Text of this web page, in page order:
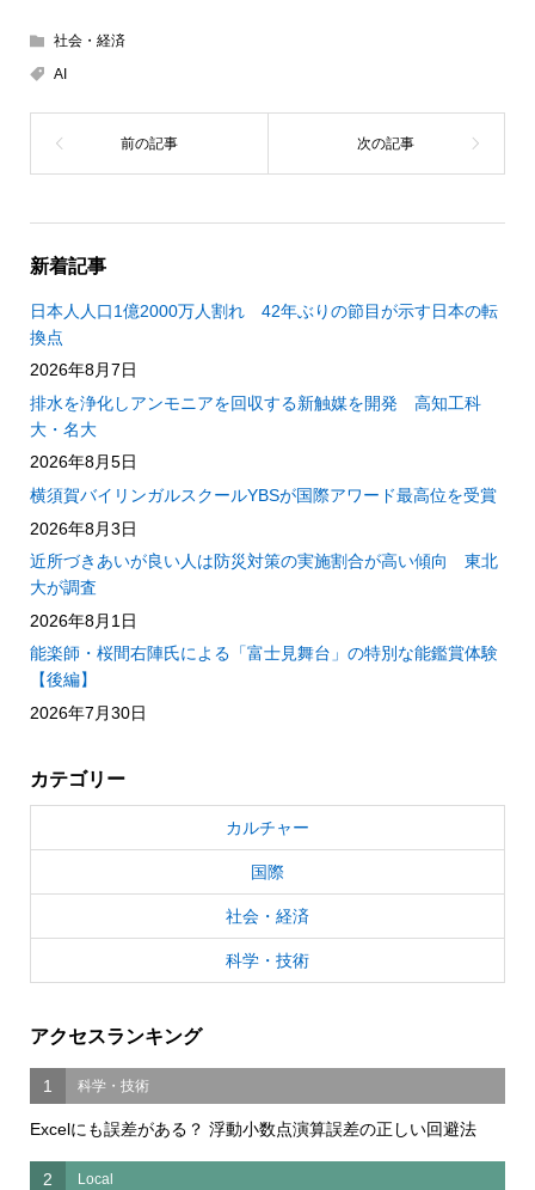
社会・経済
AI
新着記事
日本人人口1億2000万人割れ 42年ぶりの節目が示す日本の転
換点
2026年8月7日
排水を浄化しアンモニアを回収する新触媒を開発 高知工科
大・名大
2026年8月5日
横須賀バイリンガルスクールYBSが国際アワード最高位を受賞
2026年8月3日
近所づきあいが良い人は防災対策の実施割合が高い傾向 東北
大が調査
2026年8月1日
能楽師・桜間右陣氏による「富士見舞台」の特別な能鑑賞体験
【後編】
2026年7月30日
カテゴリー
カルチャー
国際
社会・経済
科学・技術
アクセスランキング
1 科学・技術
Excelにも誤差がある？ 浮動小数点演算誤差の正しい回避法
2 Local